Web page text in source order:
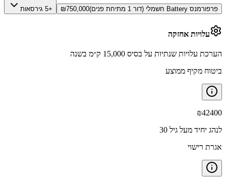
פרפורמנס Battery חשמלי (דור 1 מתיחת פנים) ₪750,000 +5 גירסאות
עלויות אחזקה
הערכת עלויות שנתיות על בסיס 15,000 ק״מ בשנה
ביטוח מקיף ממוצע
₪42400
לנהג יחיד מעל גיל 30
אגרת רישוי